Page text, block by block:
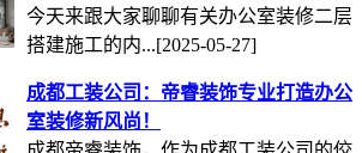
今天来跟大家聊聊有关办公室装修二层
搭建施工的内...[2025-05-27]
成都工装公司：帝睿装饰专业打造办公
室装修新风尚！